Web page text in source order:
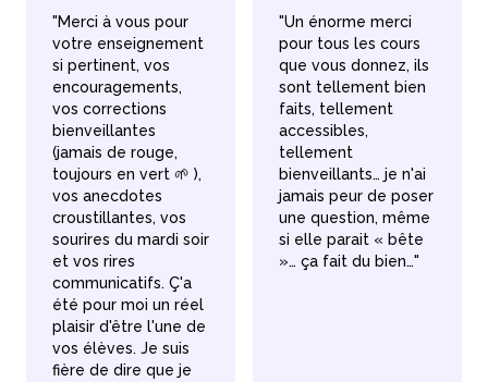
"Merci à vous pour
votre enseignement
si pertinent, vos
encouragements,
vos corrections
bienveillantes
(jamais de rouge,
toujours en vert 🌱 ),
vos anecdotes
croustillantes, vos
sourires du mardi soir
et vos rires
communicatifs. Ç'a
été pour moi un réel
plaisir d'être l'une de
vos élèves. Je suis
fière de dire que je
"Un énorme merci
pour tous les cours
que vous donnez, ils
sont tellement bien
faits, tellement
accessibles,
tellement
bienveillants… je n'ai
jamais peur de poser
une question, même
si elle parait « bête
»… ça fait du bien…"